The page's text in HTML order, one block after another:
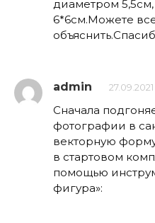
диаметром
6*6см.Можете
admin 27.09.2021
Сначала
фотографии в
векторную
в стартовом
помощью
фигура»: